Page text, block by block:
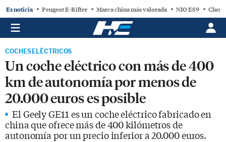
Es noticia Peugeot E-Rifter Marca china más valorada NIO ES9 Chery
COCHES ELÉCTRICOS
Un coche eléctrico con más de 400
km de autonomía por menos de
20.000 euros es posible
El Geely GE11 es un coche eléctrico fabricado en
china que ofrece más de 400 kilómetros de
autonomía por un precio inferior a 20.000 euros.